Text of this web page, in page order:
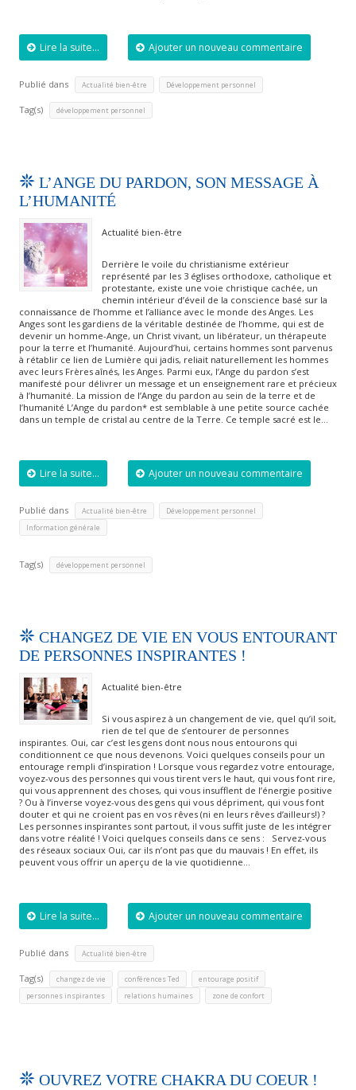
Lire la suite... Ajouter un nouveau commentaire
Publié dans Actualité bien-être Développement personnel
Tag(s) développement personnel
L’ANGE DU PARDON, SON MESSAGE À
L’HUMANITÉ
Actualité bien-être
Derrière le voile du christianisme extérieur
représenté par les 3 églises orthodoxe, catholique et
protestante, existe une voie christique cachée, un
chemin intérieur d’éveil de la conscience basé sur la
connaissance de l’homme et l’alliance avec le monde des Anges. Les
Anges sont les gardiens de la véritable destinée de l’homme, qui est de
devenir un homme-Ange, un Christ vivant, un libérateur, un thérapeute
pour la terre et l’humanité. Aujourd’hui, certains hommes sont parvenus
à rétablir ce lien de Lumière qui jadis, reliait naturellement les hommes
avec leurs Frères aînés, les Anges. Parmi eux, l’Ange du pardon s’est
manifesté pour délivrer un message et un enseignement rare et précieux
à l’humanité. La mission de l’Ange du pardon au sein de la terre et de
l’humanité L’Ange du pardon* est semblable à une petite source cachée
dans un temple de cristal au centre de la Terre. Ce temple sacré est le…
Lire la suite... Ajouter un nouveau commentaire
Publié dans Actualité bien-être Développement personnel
Information générale
Tag(s) développement personnel
CHANGEZ DE VIE EN VOUS ENTOURANT
DE PERSONNES INSPIRANTES !
Actualité bien-être
Si vous aspirez à un changement de vie, quel qu’il soit,
rien de tel que de s’entourer de personnes
inspirantes. Oui, car c’est les gens dont nous nous entourons qui
conditionnent ce que nous devenons. Voici quelques conseils pour un
entourage rempli d’inspiration ! Lorsque vous regardez votre entourage,
voyez-vous des personnes qui vous tirent vers le haut, qui vous font rire,
qui vous apprennent des choses, qui vous insufflent de l’énergie positive
? Ou à l’inverse voyez-vous des gens qui vous dépriment, qui vous font
douter et qui ne croient pas en vos rêves (ni en leurs rêves d’ailleurs!) ?
Les personnes inspirantes sont partout, il vous suffit juste de les intégrer
dans votre réalité ! Voici quelques conseils dans ce sens : Servez-vous
des réseaux sociaux Oui, car ils n’ont pas que du mauvais ! En effet, ils
peuvent vous offrir un aperçu de la vie quotidienne…
Lire la suite... Ajouter un nouveau commentaire
Publié dans Actualité bien-être
Tag(s) changez de vie conférences Ted entourage positif
personnes inspirantes relations humaines zone de confort
OUVREZ VOTRE CHAKRA DU COEUR !